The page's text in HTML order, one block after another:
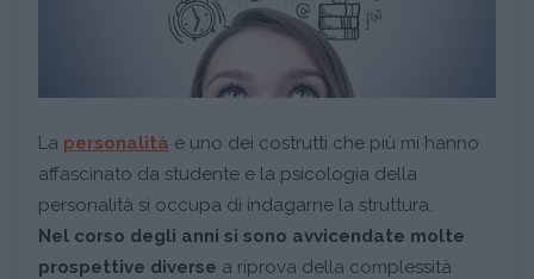
La personalità è uno dei costrutti che più mi hanno
affascinato da studente e la psicologia della
personalità si occupa di indagarne la struttura.
Nel corso degli anni si sono avvicendate molte
prospettive diverse a riprova della complessità